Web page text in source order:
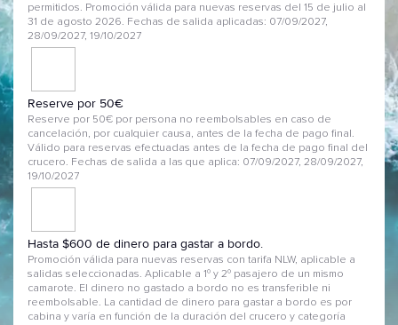
permitidos. Promoción válida para nuevas reservas del 15 de julio al
31 de agosto 2026. Fechas de salida aplicadas: 07/09/2027,
28/09/2027, 19/10/2027
Reserve por 50€
Reserve por 50€ por persona no reembolsables en caso de
cancelación, por cualquier causa, antes de la fecha de pago final.
Válido para reservas efectuadas antes de la fecha de pago final del
crucero. Fechas de salida a las que aplica: 07/09/2027, 28/09/2027,
19/10/2027
Hasta $600 de dinero para gastar a bordo.
Promoción válida para nuevas reservas con tarifa NLW, aplicable a
salidas seleccionadas. Aplicable a 1º y 2º pasajero de un mismo
camarote. El dinero no gastado a bordo no es transferible ni
reembolsable. La cantidad de dinero para gastar a bordo es por
cabina y varía en función de la duración del crucero y categoría